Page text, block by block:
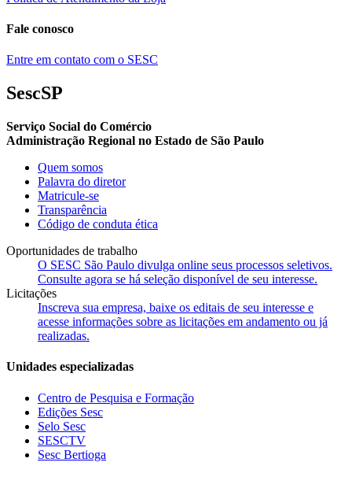
Fale conosco
Entre em contato com o SESC
SescSP
Serviço Social do Comércio
Administração Regional no Estado de São Paulo
Quem somos
Palavra do diretor
Matricule-se
Transparência
Código de conduta ética
Oportunidades de trabalho
O SESC São Paulo divulga online seus processos seletivos.
Consulte agora se há seleção disponível de seu interesse.
Licitações
Inscreva sua empresa, baixe os editais de seu interesse e
acesse informações sobre as licitações em andamento ou já
realizadas.
Unidades especializadas
Centro de Pesquisa e Formação
Edições Sesc
Selo Sesc
SESCTV
Sesc Bertioga